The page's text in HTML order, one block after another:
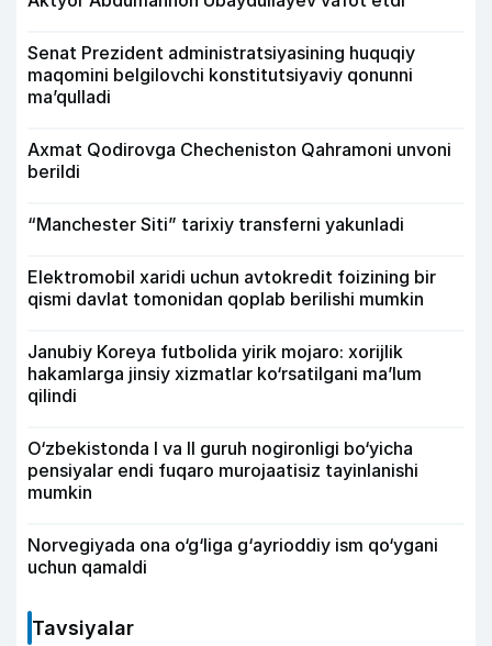
Senat Prezident administratsiyasining huquqiy
maqomini belgilovchi konstitutsiyaviy qonunni
ma’qulladi
Axmat Qodirovga Checheniston Qahramoni unvoni
berildi
“Manchester Siti” tarixiy transferni yakunladi
Elektromobil xaridi uchun avtokredit foizining bir
qismi davlat tomonidan qoplab berilishi mumkin
Janubiy Koreya futbolida yirik mojaro: xorijlik
hakamlarga jinsiy xizmatlar ko‘rsatilgani ma’lum
qilindi
O‘zbekistonda I va II guruh nogironligi bo‘yicha
pensiyalar endi fuqaro murojaatisiz tayinlanishi
mumkin
Norvegiyada ona o‘g‘liga g‘ayrioddiy ism qo‘ygani
uchun qamaldi
Tavsiyalar